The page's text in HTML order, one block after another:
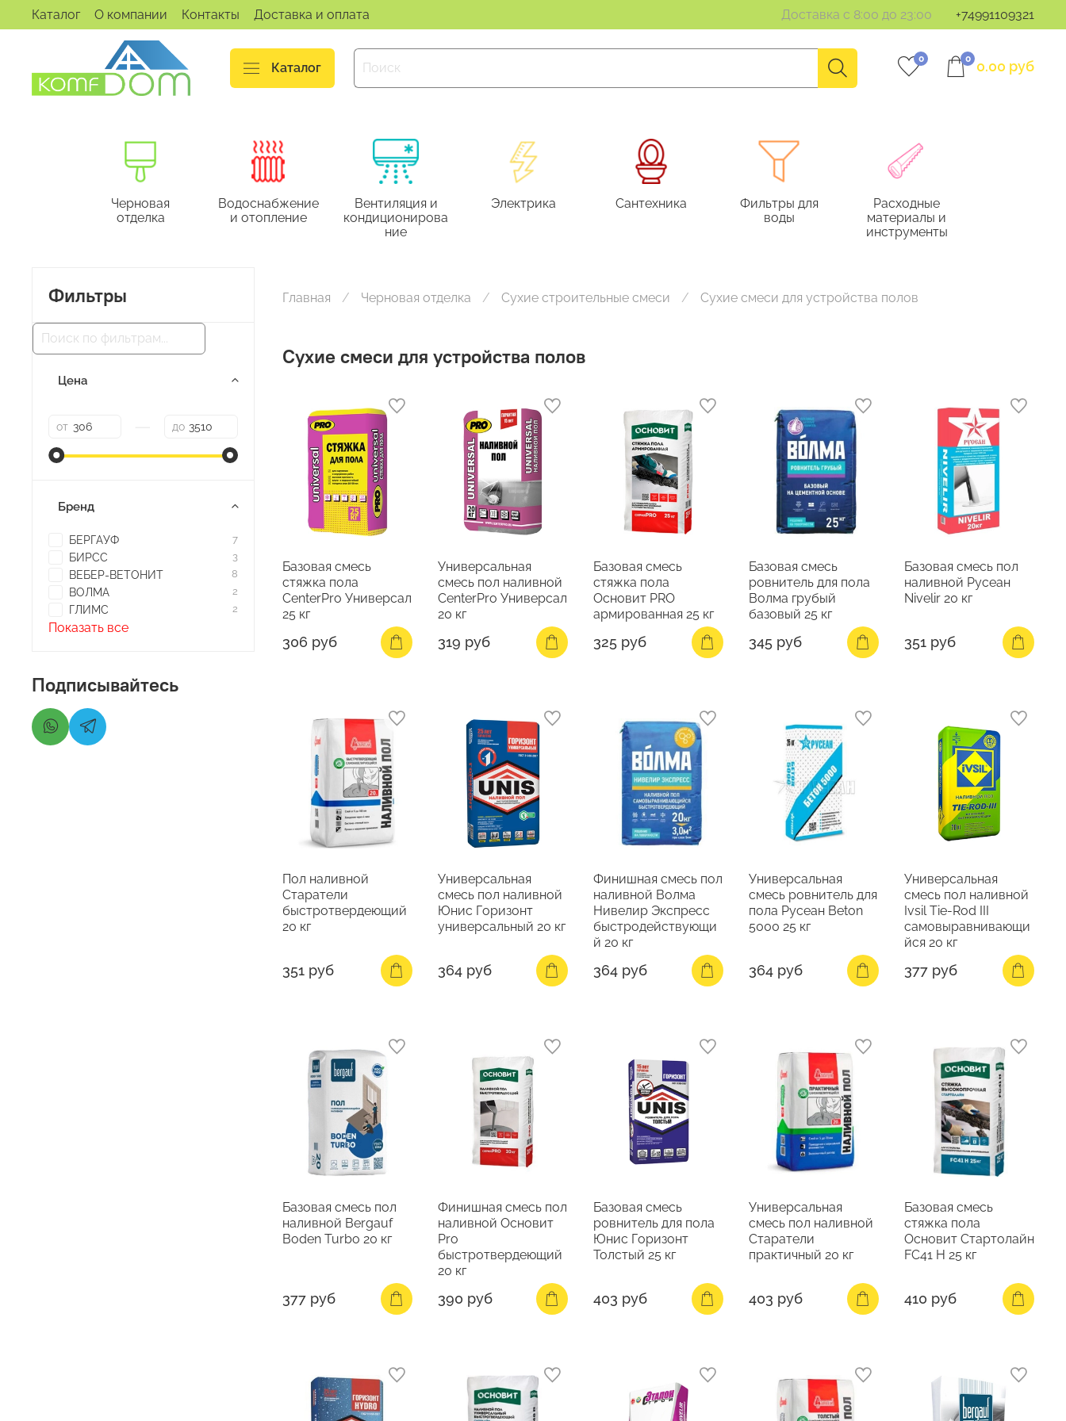
Каталог О компании Контакты Доставка и оплата Доставка с 8:00 до 23:00 +74991109321
Каталог
0 0 0.00 руб
Черновая
отделка
Водоснабжение
и отопление
Вентиляция и
кондиционирова
ние
Электрика Сантехника
Фильтры для
воды
Расходные
материалы и
инструменты
Главная Черновая отделка Сухие строительные смеси Сухие смеси для устройства полов
Сухие смеси для устройства полов
Базовая смесь
стяжка пола
CenterPro Универсал
25 кг
306 руб
Универсальная
смесь пол наливной
CenterPro Универсал
20 кг
319 руб
Базовая смесь
стяжка пола
Основит PRO
армированная 25 кг
325 руб
Базовая смесь
ровнитель для пола
Волма грубый
базовый 25 кг
345 руб
Базовая смесь пол
наливной Русеан
Nivelir 20 кг
351 руб
Пол наливной
Старатели
быстротвердеющий
20 кг
351 руб
Универсальная
смесь пол наливной
Юнис Горизонт
универсальный 20 кг
364 руб
Финишная смесь пол
наливной Волма
Нивелир Экспресс
быстродействующи
й 20 кг
364 руб
Универсальная
смесь ровнитель для
пола Русеан Beton
5000 25 кг
364 руб
Универсальная
смесь пол наливной
Ivsil Tie-Rod III
самовыравнивающи
йся 20 кг
377 руб
Базовая смесь пол
наливной Bergauf
Boden Turbo 20 кг
377 руб
Финишная смесь пол
наливной Основит
Pro
быстротвердеющий
20 кг
390 руб
Базовая смесь
ровнитель для пола
Юнис Горизонт
Толстый 25 кг
403 руб
Универсальная
смесь пол наливной
Старатели
практичный 20 кг
403 руб
Базовая смесь
стяжка пола
Основит Стартолайн
FC41 H 25 кг
410 руб
Фильтры
Цена
от до
Бренд
БЕРГАУФ 7
БИРСС 3
ВЕБЕР-ВЕТОНИТ 8
ВОЛМА 2
ГЛИМС 2
Показать все
Подписывайтесь